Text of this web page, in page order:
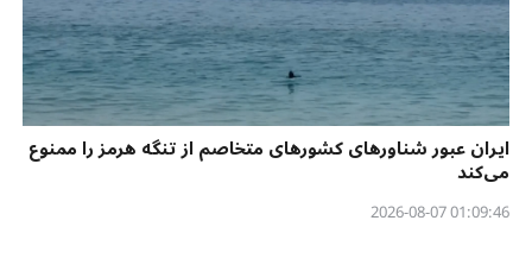
ایران عبور شناورهای کشورهای متخاصم از تنگه هرمز را ممنوع
می‌کند
01:09:46 2026-08-07